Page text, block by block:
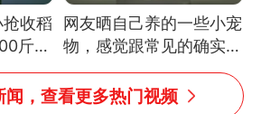
收稻
斤，
网友晒自己养的一些小宠
物，感觉跟常见的确实有
些不一样
闻，查看更多热门视频